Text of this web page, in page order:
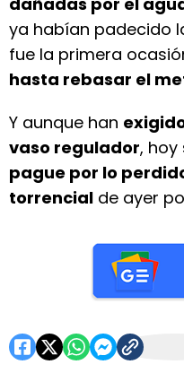
ya habían padecido
fue la primera
hasta rebasar el
Y aunque han
vaso regulador, hoy
pague por lo
torrencial de ayer